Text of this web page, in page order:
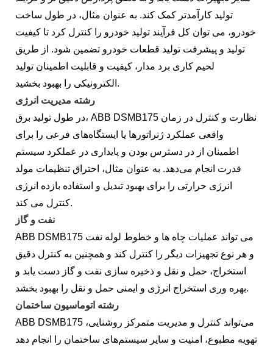
تولید کارآمدتر کمک کند. به عنوان مثال، در طول ساخت
خودرو، می توان کل فرآیند تولید خودرو را کنترل کرد تا کیفیت
تولید و پیشرفت تولید قطعات خودرو تضمین شود. از طریق
لحیم کاری برد مدار، کیفیت و قابلیت اطمینان تولید
الکترونیکی را بهبود بخشید.
رشته مدیریت انرژی
در طول تولید برق، ABB DSMB175 نظارت و کنترل در زمان
واقعی عملکرد ژنراتورها یا ایستگاه‌های فرعی را برای
اطمینان از در دسترس بودن و پایداری در عملکرد سیستم
قدرت انجام می‌دهد. به عنوان مثال، احتراق تنظیمات مولد
انرژی حرارتی را برای بهبود تبدیل و استفاده بازده انرژی
کنترل می کند.
نفت و گاز
ABB DSMB175 می تواند عملیات چاه ها و خطوط لوله نفت
و هر نوع تجهیزات دیگر را کنترل کند و همچنین به کنترل دقیق
استخراج، حمل و نقل و ذخیره سازی نفت و گاز دست یابد و
بهره وری استخراج انرژی و ایمنی حمل و نقل را بهبود بخشد.
رشته اتوماسیون ساختمان
ABB DSMB175 می‌تواند کنترل و مدیریت متمرکز روشنایی،
تهویه مطبوع، امنیت و سایر سیستم‌های ساختمان را انجام دهد